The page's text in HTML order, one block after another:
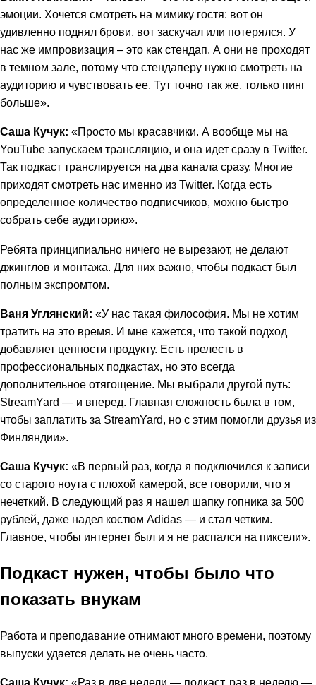
эмоции. Хочется смотреть на мимику гостя: вот он
удивленно поднял брови, вот заскучал или потерялся. У
нас же импровизация – это как стендап. А они не проходят
в темном зале, потому что стендаперу нужно смотреть на
аудиторию и чувствовать ее. Тут точно так же, только пинг
больше».
Саша Кучук: «Просто мы красавчики. А вообще мы на
YouTube запускаем трансляцию, и она идет сразу в Twitter.
Так подкаст транслируется на два канала сразу. Многие
приходят смотреть нас именно из Twitter. Когда есть
определенное количество подписчиков, можно быстро
собрать себе аудиторию».
Ребята принципиально ничего не вырезают, не делают
джинглов и монтажа. Для них важно, чтобы подкаст был
полным экспромтом.
Ваня Углянский: «У нас такая философия. Мы не хотим
тратить на это время. И мне кажется, что такой подход
добавляет ценности продукту. Есть прелесть в
профессиональных подкастах, но это всегда
дополнительное отягощение. Мы выбрали другой путь:
StreamYard — и вперед. Главная сложность была в том,
чтобы заплатить за StreamYard, но с этим помогли друзья из
Финляндии».
Саша Кучук: «В первый раз, когда я подключился к записи
со старого ноута с плохой камерой, все говорили, что я
нечеткий. В следующий раз я нашел шапку гопника за 500
рублей, даже надел костюм Adidas — и стал четким.
Главное, чтобы интернет был и я не распался на пиксели».
Подкаст нужен, чтобы было что
показать внукам
Работа и преподавание отнимают много времени, поэтому
выпуски удается делать не очень часто.
Саша Кучук: «Раз в две недели — подкаст, раз в неделю —